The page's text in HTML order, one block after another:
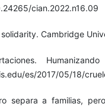
cian.2022.n16.09
Cambridge
es/2017/05/18/
separa a familias,